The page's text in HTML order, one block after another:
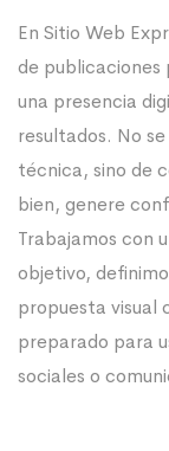
En Sitio Web
de publicaciones
una presencia
resultados. No
técnica, sino de
bien, genere
Trabajamos con
objetivo,
propuesta visual
preparado para
sociales o